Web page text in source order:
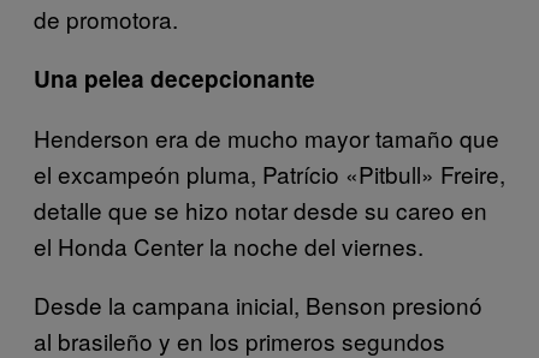
de promotora.
Una pelea decepcionante
Henderson era de mucho mayor tamaño que
el excampeón pluma, Patrício «Pitbull» Freire,
detalle que se hizo notar desde su careo en
el Honda Center la noche del viernes.
Desde la campana inicial, Benson presionó
al brasileño y en los primeros segundos